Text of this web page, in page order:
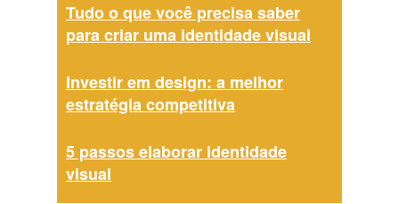
Tudo o que você precisa saber
para criar uma identidade visual
Investir em design: a melhor
estratégia competitiva
5 passos elaborar identidade
visual